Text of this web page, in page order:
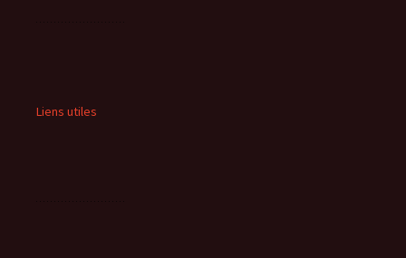
Liens utiles